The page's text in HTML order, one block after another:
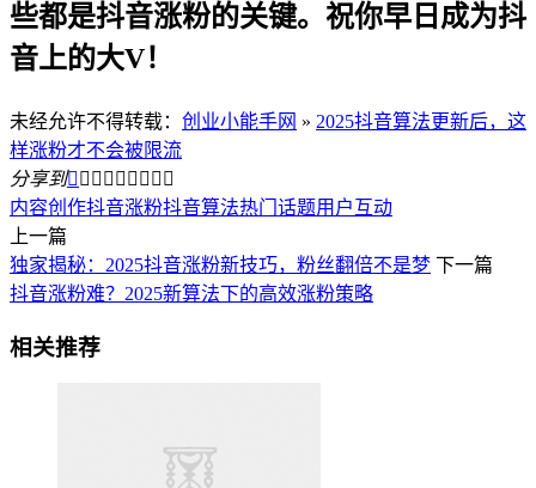
些都是抖音涨粉的关键。祝你早日成为抖
音上的大V！
未经允许不得转载： 创业小能手网 » 2025抖音算法更新后，这
样涨粉才不会被限流
分享到        
内容创作抖音涨粉抖音算法热门话题用户互动
上一篇
独家揭秘：2025抖音涨粉新技巧，粉丝翻倍不是梦 下一篇
抖音涨粉难？2025新算法下的高效涨粉策略
相关推荐